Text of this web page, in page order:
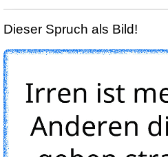
Dieser Spruch als Bild!